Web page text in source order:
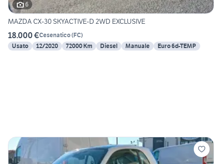
6
MAZDA CX-30 SKYACTIVE-D 2WD EXCLUSIVE
18.000 €Cesenatico(FC)
Usato
12/2020 72000 Km Diesel Manuale Euro 6d-TEMP